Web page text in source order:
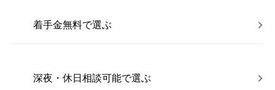
着手金無料で選ぶ
深夜・休日相談可能で選ぶ